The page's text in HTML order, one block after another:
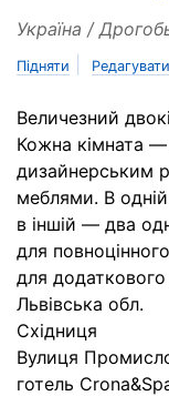
Україна /
Підняти Редагувати
Величезний
Кожна кімната —
дизайнерським
меблями. В
в іншій — два
для
для
Львівська обл.
Східниця
Вулиця
готель